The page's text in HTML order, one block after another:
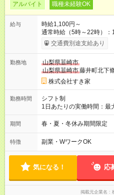
アルバイト 職種未経験OK
給与
時給1,100円～
通常時給（5時～22時）
1438円 高校生時給：1100円 【特別手当】早朝手当（5：
00）時給+150円 【試用期間】試用期間あり 試用期間の長さ：1
30日（※条件変更なし）で
ただきます。 研修制度あ
交通費別途支給あり
勤務地
山梨県韮崎市
山梨県韮崎市藤井町北下
株式会社すき家
勤務時間
シフト制
1日あたりの実働時間：最
2h～OK ＜シフト例＞ 〇
後帯 14:00-18:00 〇夜帯
ます♪
期間 春・夏・冬休み期間限定
特徴 副業・WワークOK
気になる！ 応
掲載元企業名